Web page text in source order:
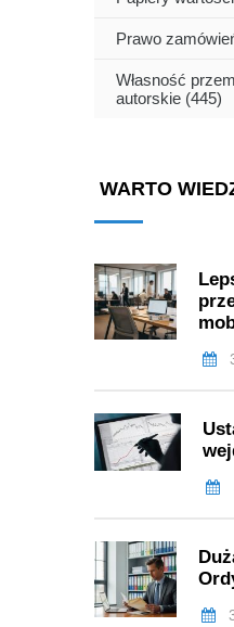
Prawo
Własność
autorskie (445)
WARTO